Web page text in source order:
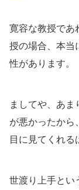
寛容な教授であ
授の場合、本当
性があります。
ましてや、あ
が悪かったから
目に見てくれる
世渡り上手とい